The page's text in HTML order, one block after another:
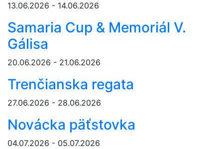
13.06.2026 - 14.06.2026
Samaria Cup & Memoriál V.
Gálisa
20.06.2026 - 21.06.2026
Trenčianska regata
27.06.2026 - 28.06.2026
Novácka päťstovka
04.07.2026 - 05.07.2026